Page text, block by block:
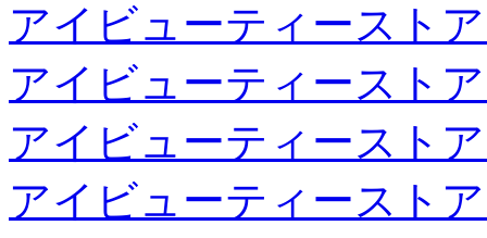
アイビューティースト
アイビューティースト
アイビューティースト
アイビューティースト